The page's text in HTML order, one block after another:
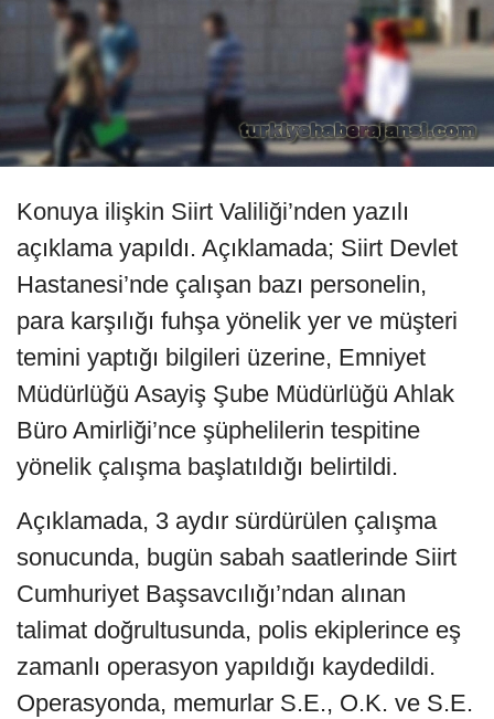
Konuya ilişkin Siirt Valiliği’nden yazılı
açıklama yapıldı. Açıklamada; Siirt Devlet
Hastanesi’nde çalışan bazı personelin,
para karşılığı fuhşa yönelik yer ve müşteri
temini yaptığı bilgileri üzerine, Emniyet
Müdürlüğü Asayiş Şube Müdürlüğü Ahlak
Büro Amirliği’nce şüphelilerin tespitine
yönelik çalışma başlatıldığı belirtildi.
Açıklamada, 3 aydır sürdürülen çalışma
sonucunda, bugün sabah saatlerinde Siirt
Cumhuriyet Başsavcılığı’ndan alınan
talimat doğrultusunda, polis ekiplerince eş
zamanlı operasyon yapıldığı kaydedildi.
Operasyonda, memurlar S.E., O.K. ve S.E.